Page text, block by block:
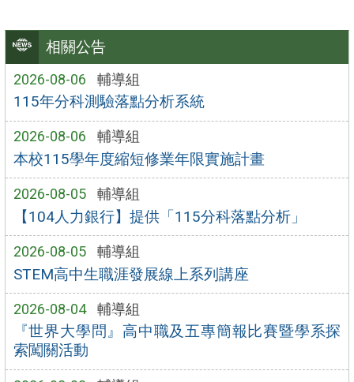
相關公告
2026-08-06 輔導組
115年分科測驗落點分析系統
2026-08-06 輔導組
本校115學年度縮短修業年限實施計畫
2026-08-05 輔導組
【104人力銀行】提供「115分科落點分析」
2026-08-05 輔導組
STEM高中生職涯發展線上系列講座
2026-08-04 輔導組
『世界大學問』高中職及五專簡報比賽暨學系探
索闖關活動